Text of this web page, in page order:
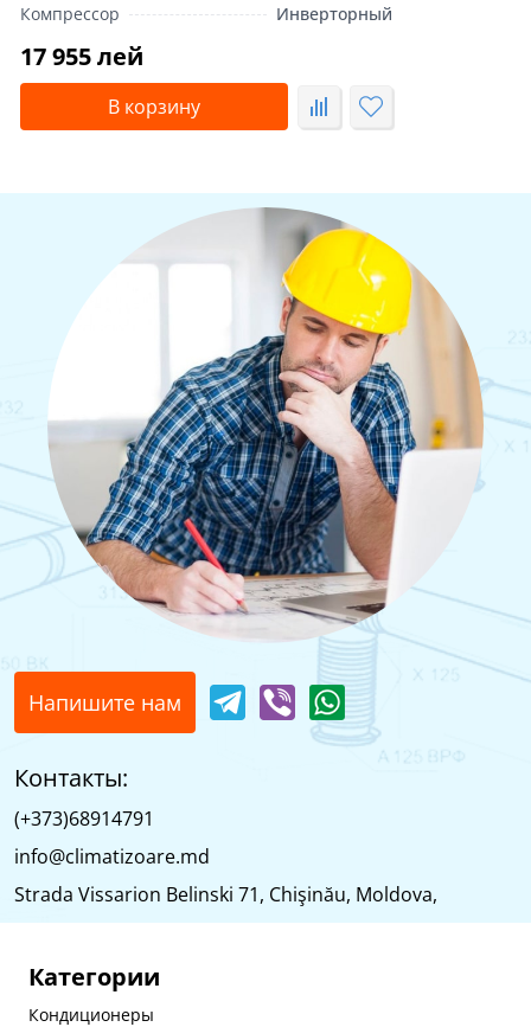
Компрессор
Инверторный
17 955 лей
В корзину
Напишите нам
Контакты:
(+373)68914791
info@climatizoare.md
Strada Vissarion Belinski 71, Chişinău, Moldova,
Категории
Кондиционеры